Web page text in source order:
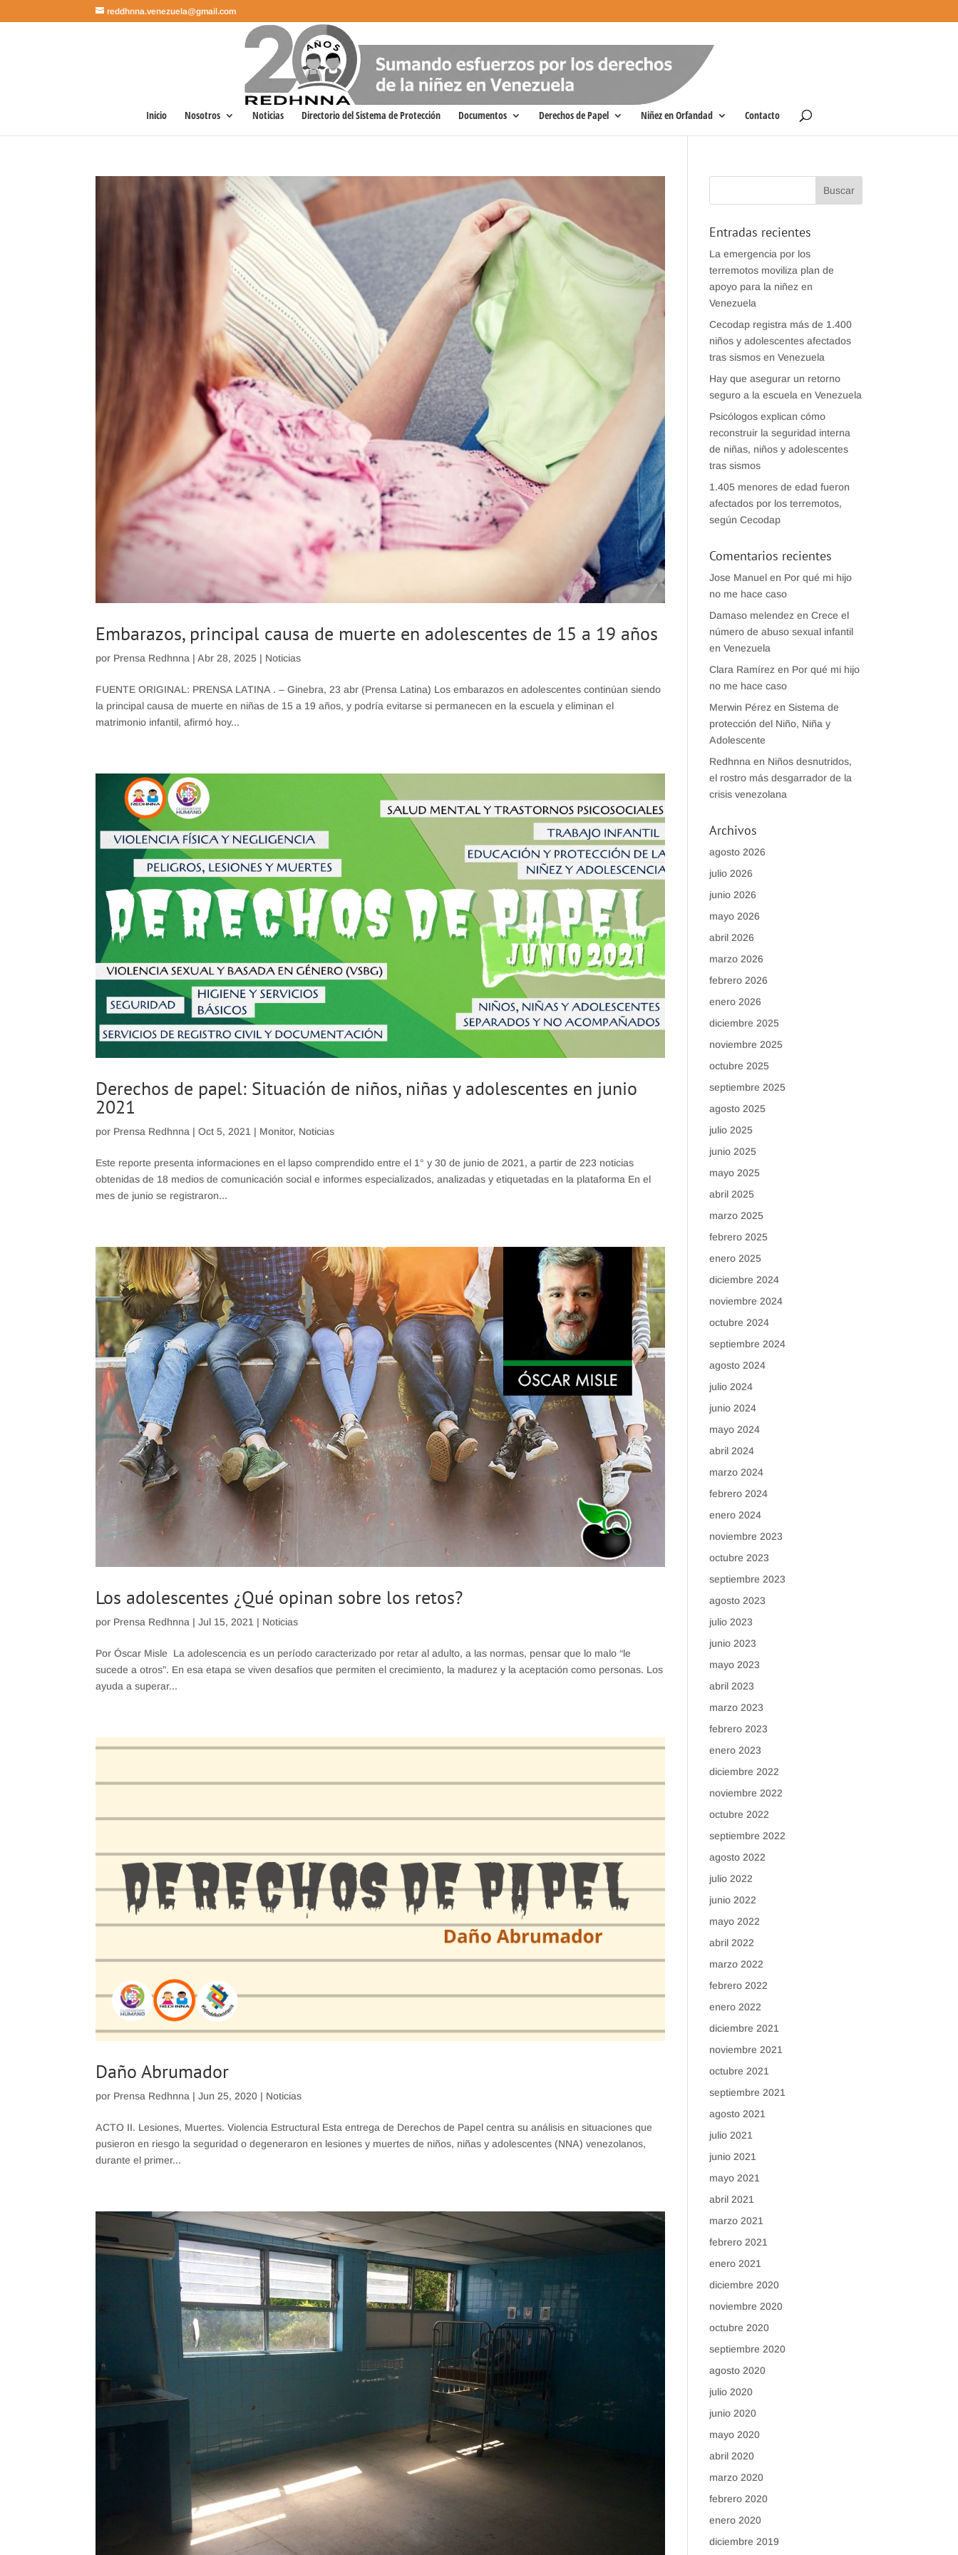
reddhnna.venezuela@gmail.com
Inicio Nosotros Noticias Directorio del Sistema de Protección Documentos Derechos de Papel Niñez en Orfandad Contacto
Embarazos, principal causa de muerte en adolescentes de 15 a 19 años
por Prensa Redhnna |Abr 28, 2025 | Noticias
FUENTE ORIGINAL: PRENSA LATINA . – Ginebra, 23 abr (Prensa Latina) Los embarazos en adolescentes continúan siendo
la principal causa de muerte en niñas de 15 a 19 años, y podría evitarse si permanecen en la escuela y eliminan el
matrimonio infantil, afirmó hoy...
Derechos de papel: Situación de niños, niñas y adolescentes en junio
2021
por Prensa Redhnna |Oct 5, 2021 | Monitor, Noticias
Este reporte presenta informaciones en el lapso comprendido entre el 1° y 30 de junio de 2021, a partir de 223 noticias
obtenidas de 18 medios de comunicación social e informes especializados, analizadas y etiquetadas en la plataforma En el
mes de junio se registraron...
Los adolescentes ¿Qué opinan sobre los retos?
por Prensa Redhnna |Jul 15, 2021 | Noticias
Por Óscar Misle La adolescencia es un período caracterizado por retar al adulto, a las normas, pensar que lo malo “le
sucede a otros”. En esa etapa se viven desafíos que permiten el crecimiento, la madurez y la aceptación como personas. Los
ayuda a superar...
Daño Abrumador
por Prensa Redhnna |Jun 25, 2020 | Noticias
ACTO II. Lesiones, Muertes. Violencia Estructural Esta entrega de Derechos de Papel centra su análisis en situaciones que
pusieron en riesgo la seguridad o degeneraron en lesiones y muertes de niños, niñas y adolescentes (NNA) venezolanos,
durante el primer...
Entradas recientes
La emergencia por los
terremotos moviliza plan de
apoyo para la niñez en
Venezuela
Cecodap registra más de 1.400
niños y adolescentes afectados
tras sismos en Venezuela
Hay que asegurar un retorno
seguro a la escuela en Venezuela
Psicólogos explican cómo
reconstruir la seguridad interna
de niñas, niños y adolescentes
tras sismos
1.405 menores de edad fueron
afectados por los terremotos,
según Cecodap
Comentarios recientes
Jose Manuelen Por qué mi hijo
no me hace caso
Damaso melendez en Crece el
número de abuso sexual infantil
en Venezuela
Clara Ramírez en Por qué mi hijo
no me hace caso
Merwin Pérez en Sistema de
protección del Niño, Niña y
Adolescente
Redhnna en Niños desnutridos,
el rostro más desgarrador de la
crisis venezolana
Archivos
agosto 2026
julio 2026
junio 2026
mayo 2026
abril 2026
marzo 2026
febrero 2026
enero 2026
diciembre 2025
noviembre 2025
octubre 2025
septiembre 2025
agosto 2025
julio 2025
junio 2025
mayo 2025
abril 2025
marzo 2025
febrero 2025
enero 2025
diciembre 2024
noviembre 2024
octubre 2024
septiembre 2024
agosto 2024
julio 2024
junio 2024
mayo 2024
abril 2024
marzo 2024
febrero 2024
enero 2024
noviembre 2023
octubre 2023
septiembre 2023
agosto 2023
julio 2023
junio 2023
mayo 2023
abril 2023
marzo 2023
febrero 2023
enero 2023
diciembre 2022
noviembre 2022
octubre 2022
septiembre 2022
agosto 2022
julio 2022
junio 2022
mayo 2022
abril 2022
marzo 2022
febrero 2022
enero 2022
diciembre 2021
noviembre 2021
octubre 2021
septiembre 2021
agosto 2021
julio 2021
junio 2021
mayo 2021
abril 2021
marzo 2021
febrero 2021
enero 2021
diciembre 2020
noviembre 2020
octubre 2020
septiembre 2020
agosto 2020
julio 2020
junio 2020
mayo 2020
abril 2020
marzo 2020
febrero 2020
enero 2020
diciembre 2019